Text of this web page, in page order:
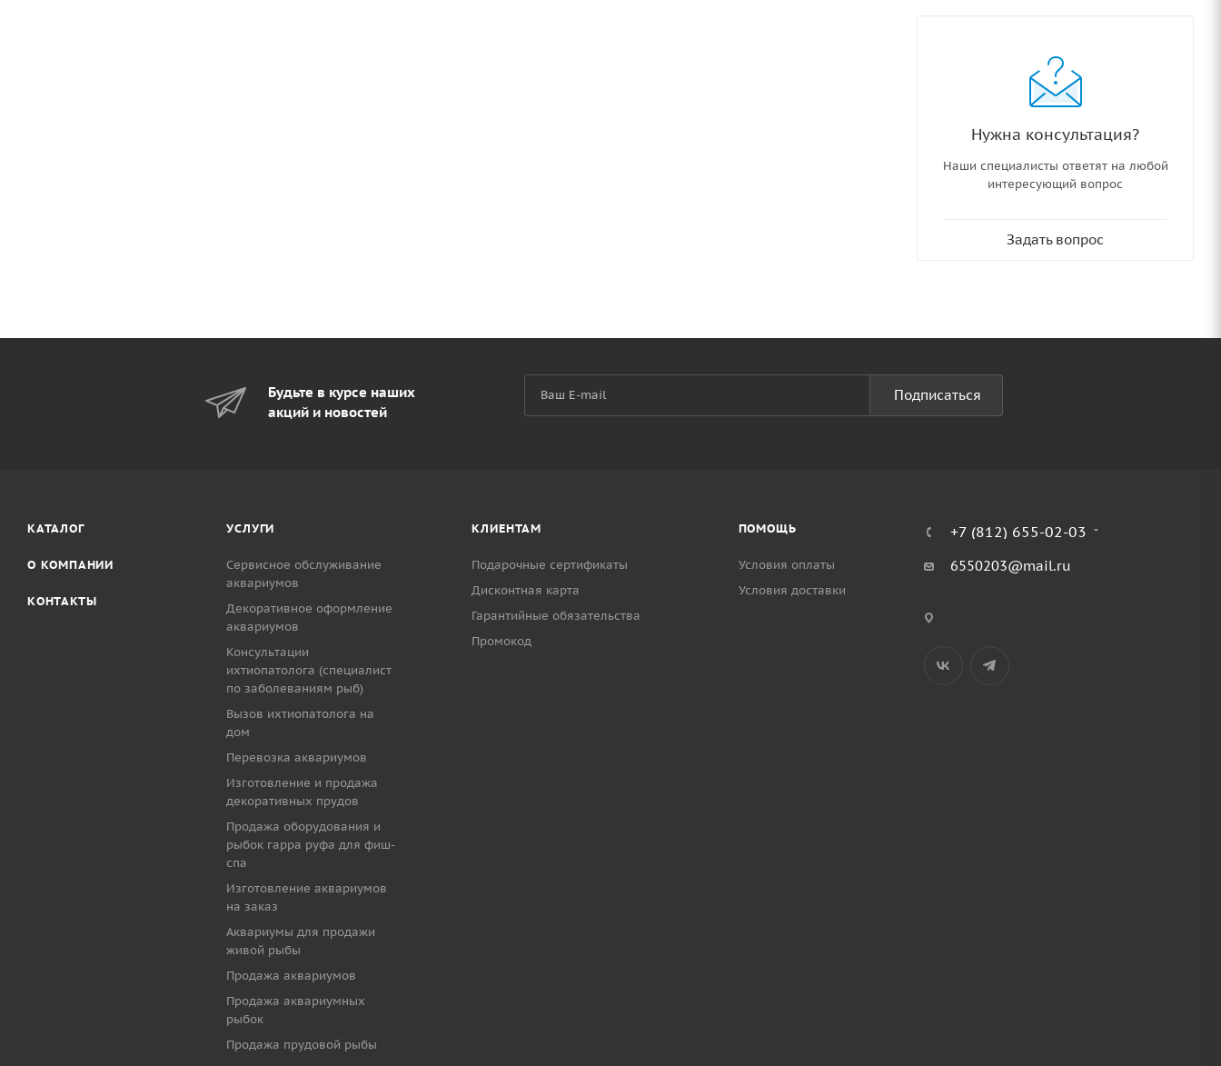
Нужна консультация?
Наши специалисты ответят на любой
интересующий вопрос
Задать вопрос
Будьте в курсе наших
акций и новостей
Подписаться
КАТАЛОГ
О КОМПАНИИ
КОНТАКТЫ
УСЛУГИ
Сервисное обслуживание
аквариумов
Декоративное оформление
аквариумов
Консультации
ихтиопатолога (специалист
по заболеваниям рыб)
Вызов ихтиопатолога на
дом
Перевозка аквариумов
Изготовление и продажа
декоративных прудов
Продажа оборудования и
рыбок гарра руфа для фиш-
спа
Изготовление аквариумов
на заказ
Аквариумы для продажи
живой рыбы
Продажа аквариумов
Продажа аквариумных
рыбок
Продажа прудовой рыбы
КЛИЕНТАМ
Подарочные сертификаты
Дисконтная карта
Гарантийные обязательства
Промокод
ПОМОЩЬ
Условия оплаты
Условия доставки
+7 (812) 655-02-03
6550203@mail.ru